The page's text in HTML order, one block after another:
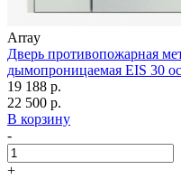
Array
Дверь противопожарная
дымопроницаемая EIS 30
19 188 р.
22 500 р.
В корзину
-
+